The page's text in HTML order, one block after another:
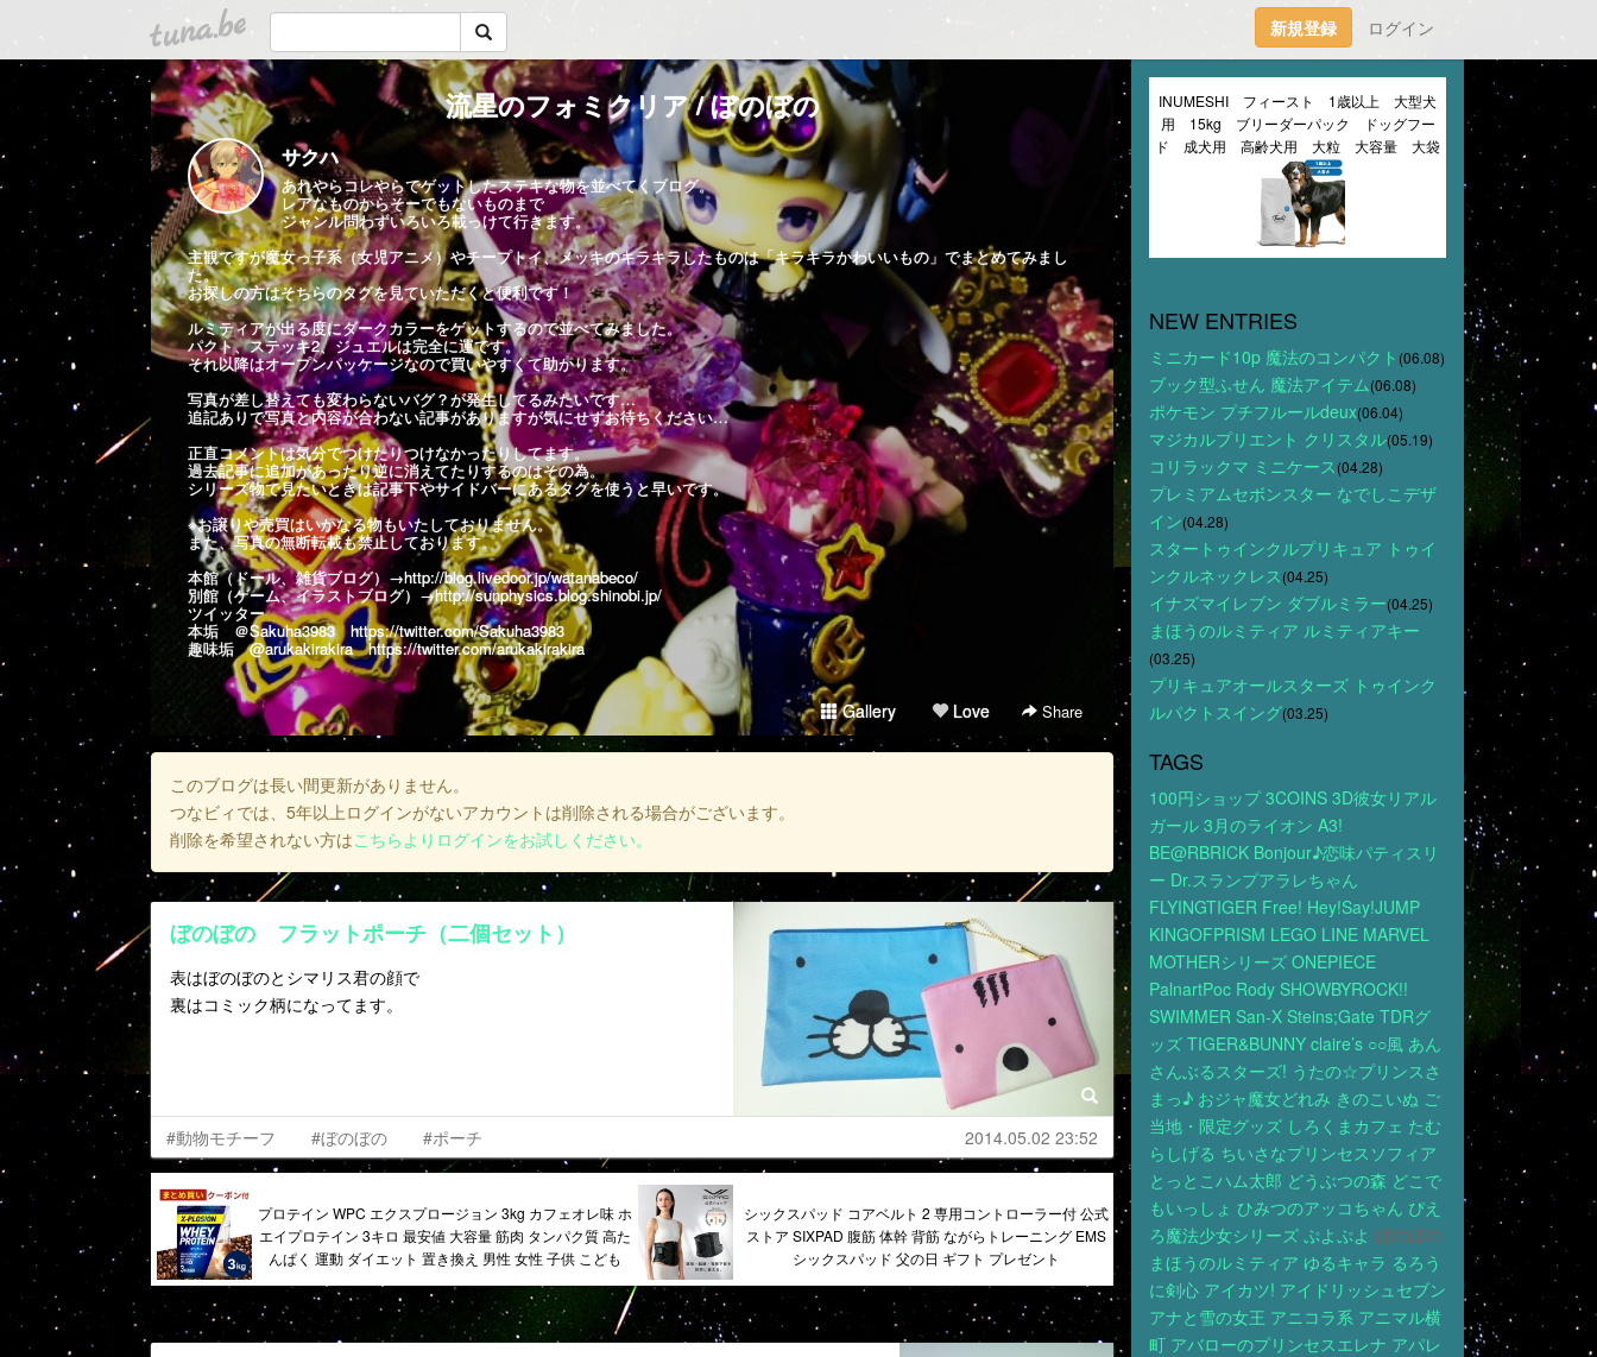
tuna.be 新規登録 ログイン
流星のフォミクリア / ぼのぼの
サクハ
あれやらコレやらでゲットしたステキな物を並べてくブログ。
レアなものからそーでもないものまで
ジャンル問わずいろいろ載っけて行きます。
主観ですが魔女っ子系（女児アニメ）やチープトイ、メッキのキラキラしたものは「キラキラかわいいもの」でまとめてみまし
た。
お探しの方はそちらのタグを見ていただくと便利です！
ルミティアが出る度にダークカラーをゲットするので並べてみました。
パクト、ステッキ2、ジュエルは完全に運です。
それ以降はオープンパッケージなので買いやすくて助かります。
写真が差し替えても変わらないバグ？が発生してるみたいです…
追記ありで写真と内容が合わない記事がありますが気にせずお待ちください…
正直コメントは気分でつけたりつけなかったりしてます。
過去記事に追加があったり逆に消えてたりするのはその為。
シリーズ物で見たいときは記事下やサイドバーにあるタグを使うと早いです。
※お譲りや売買はいかなる物もいたしておりません。
また、写真の無断転載も禁止しております。
本館（ドール、雑貨ブログ）→http://blog.livedoor.jp/watanabeco/
別館（ゲーム、イラストブログ）→http://sunphysics.blog.shinobi.jp/
ツイッター
本垢 ＠Sakuha3983https://twitter.com/Sakuha3983
趣味垢 @arukakirakirahttps://twitter.com/arukakirakira
Gallery Love Share
このブログは長い間更新がありません。
つなビィでは、5年以上ログインがないアカウントは削除される場合がございます。
削除を希望されない方はこちらよりログインをお試しください。
ぼのぼの フラットポーチ（二個セット）
表はぼのぼのとシマリス君の顔で
裏はコミック柄になってます。
#動物モチーフ #ぼのぼの #ポーチ 2014.05.02 23:52
プロテイン WPC エクスプロージョン 3kg カフェオレ味 ホ
エイプロテイン 3キロ 最安値 大容量 筋肉 タンパク質 高た
んぱく 運動 ダイエット 置き換え 男性 女性 子供 こども
シックスパッド コアベルト 2 専用コントローラー付 公式
ストア SIXPAD 腹筋 体幹 背筋 ながらトレーニング EMS
シックスパッド 父の日 ギフト プレゼント
INUMESHI　フィースト　1歳以上　大型犬
用　15kg　ブリーダーパック　ドッグフー
ド　成犬用　高齢犬用　大粒　大容量　大袋
NEW ENTRIES
ミニカード10p 魔法のコンパクト (06.08)
ブック型ふせん 魔法アイテム(06.08)
ポケモン プチフルールdeux(06.04)
マジカルプリエント クリスタル(05.19)
コリラックマ ミニケース(04.28)
プレミアムセボンスター なでしこデザ
イン(04.28)
スタートゥインクルプリキュア トゥイ
ンクルネックレス(04.25)
イナズマイレブン ダブルミラー(04.25)
まほうのルミティア ルミティアキー
(03.25)
プリキュアオールスターズ トゥインク
ルパクトスイング(03.25)
TAGS
100円ショップ 3COINS 3D彼女リアル
ガール 3月のライオン A3!
BE@RBRICK Bonjour♪恋味パティスリ
ー Dr.スランプアラレちゃん
FLYINGTIGER Free! Hey!Say!JUMP
KINGOFPRISM LEGO LINE MARVEL
MOTHERシリーズ ONEPIECE
PalnartPoc Rody SHOWBYROCK!!
SWIMMER San-X Steins;Gate TDRグ
ッズ TIGER&BUNNY claire’s ○○風 あん
さんぶるスターズ! うたの☆プリンスさ
まっ♪ おジャ魔女どれみ きのこいぬ ご
当地・限定グッズ しろくまカフェ たむ
らしげる ちいさなプリンセスソフィア
とっとこハム太郎 どうぶつの森 どこで
もいっしょ ひみつのアッコちゃん ぴえ
ろ魔法少女シリーズ ぷよぷよ ぼのぼの
まほうのルミティア ゆるキャラ るろう
に剣心 アイカツ! アイドリッシュセブン
アナと雪の女王 アニコラ系 アニマル横
町 アバローのプリンセスエレナ アパレ